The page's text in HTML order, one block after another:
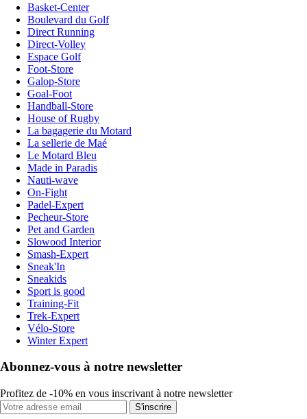
Basket-Center
Boulevard du Golf
Direct Running
Direct-Volley
Espace Golf
Foot-Store
Galop-Store
Goal-Foot
Handball-Store
House of Rugby
La bagagerie du Motard
La sellerie de Maé
Le Motard Bleu
Made in Paradis
Nauti-wave
On-Fight
Padel-Expert
Pecheur-Store
Pet and Garden
Slowood Interior
Smash-Expert
Sneak'In
Sneakids
Sport is good
Training-Fit
Trek-Expert
Vélo-Store
Winter Expert
Abonnez-vous à notre newsletter
Profitez de -10% en vous inscrivant à notre newsletter
S'inscrire